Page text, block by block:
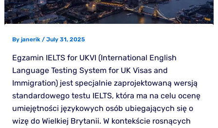
By janerik / July 31, 2025
Egzamin IELTS for UKVI (International English
Language Testing System for UK Visas and
Immigration) jest specjalnie zaprojektowaną wersją
standardowego testu IELTS, która ma na celu ocenę
umiejętności językowych osób ubiegających się o
wizę do Wielkiej Brytanii. W kontekście rosnących